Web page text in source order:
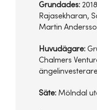
Grundades:
Rajasekharan,
‍Martin
Huvudägare:
Chalmers
Säte: Mölndal